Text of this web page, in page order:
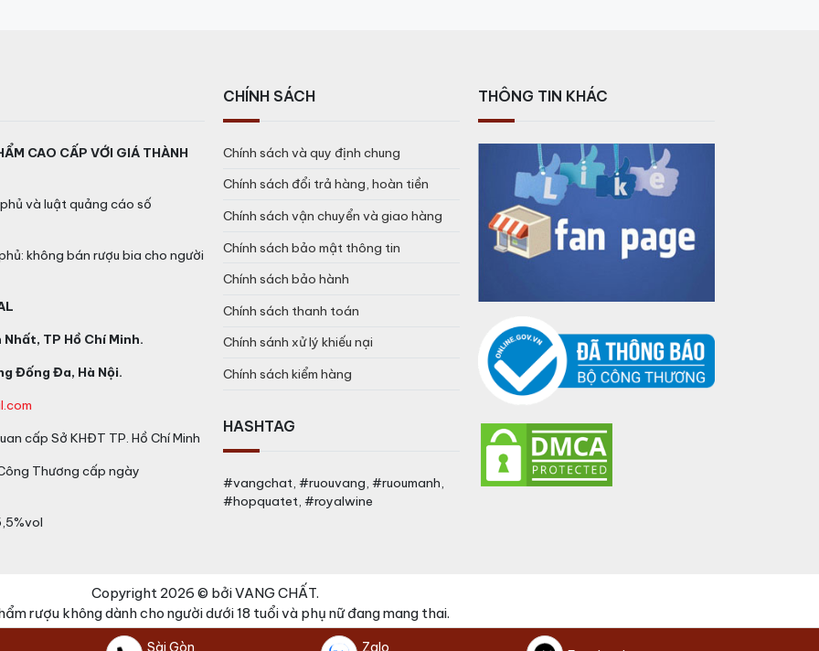
CAO CẤP VỚI GIÁ THÀNH
và luật quảng cáo số
không bán rượu bia cho người
TP Hồ Chí Minh.
Đống Đa, Hà Nội.
cấp Sở KHĐT TP. Hồ Chí Minh
Thương cấp ngày
CHÍNH SÁCH
Chính sách và quy định chung
Chính sách đổi trả hàng, hoàn tiền
Chính sách vận chuyển và giao hàng
Chính sách bảo mật thông tin
Chính sách bảo hành
Chính sách thanh toán
Chính sánh xử lý khiếu nại
Chính sách kiểm hàng
HASHTAG
#vangchat, #ruouvang, #ruoumanh,
#hopquatet, #royalwine
THÔNG TIN KHÁC
Copyright 2026 © bởi VANG CHẤT.
rượu không dành cho người dưới 18 tuổi và phụ nữ đang mang thai.
Sài Gòn Zalo